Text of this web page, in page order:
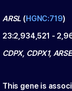
ARSL (HGNC:719)
23:2,934,521 -
CDPX, CDPX1, ARSE
This gene is